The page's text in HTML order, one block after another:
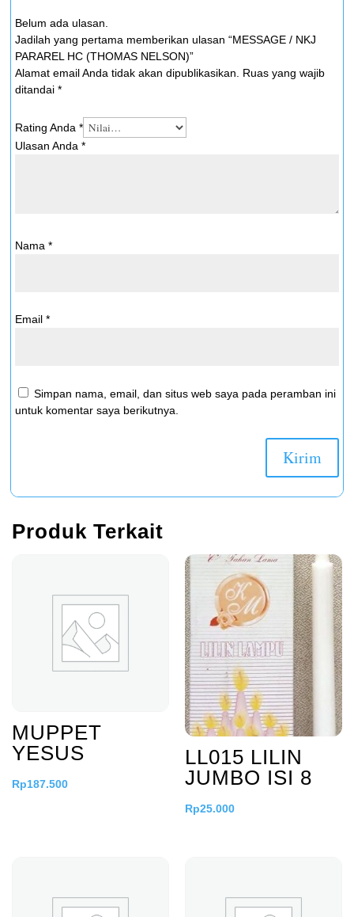
Belum ada ulasan.
Jadilah yang pertama memberikan ulasan “MESSAGE / NKJ
PARAREL HC (THOMAS NELSON)”
Alamat email Anda tidak akan dipublikasikan.
Ruas yang wajib
ditandai *
Rating Anda *
Ulasan Anda *
Nama *
Email *
Simpan nama, email, dan situs web saya pada peramban ini
untuk komentar saya berikutnya.
Produk Terkait
MUPPET
YESUS
Rp187.500
LL015 LILIN
JUMBO ISI 8
Rp25.000